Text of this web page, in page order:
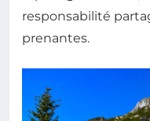
responsabilité
prenantes.